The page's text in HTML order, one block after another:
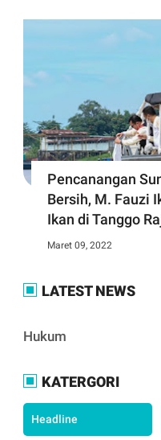
Pencanangan
Bersih, M. Fauzi
Ikan di Tanggo
Maret 09, 2022
LATEST NEWS
Hukum
KATERGORI
Headline